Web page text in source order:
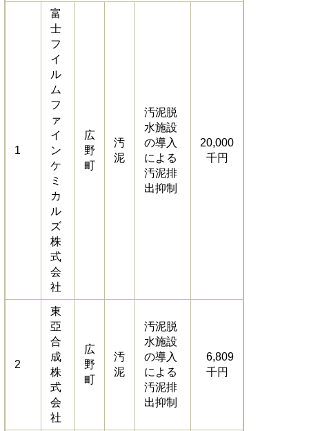
1
富
士
フ
イ
ル
ム
フ
ァ
イ
ン
ケ
ミ
カ
ル
ズ
株
式
会
社
広
野
町
汚
泥
汚泥脱
水施設
の導入
による
汚泥排
出抑制
20,000
千円
2
東
亞
合
成
株
式
会
社
広
野
町
汚
泥
汚泥脱
水施設
の導入
による
汚泥排
出抑制
6,809
千円